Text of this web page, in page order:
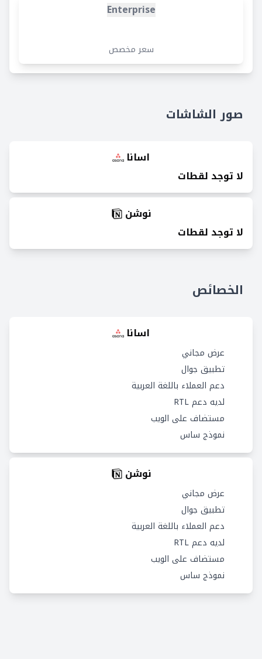
Enterprise
سعر مخصص
صور الشاشات
اسانا
لا توجد لقطات
نوشن
لا توجد لقطات
الخصائص
اسانا
عرض مجاني
تطبيق جوال
دعم العملاء باللغة العربية
لديه دعم RTL
مستضاف على الويب
نموذج ساس
نوشن
عرض مجاني
تطبيق جوال
دعم العملاء باللغة العربية
لديه دعم RTL
مستضاف على الويب
نموذج ساس